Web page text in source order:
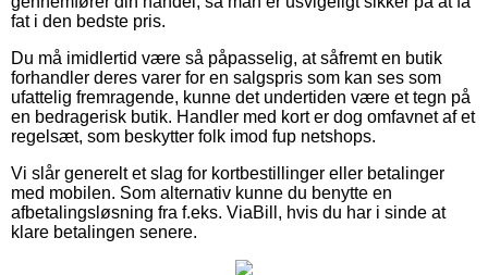
fat i den bedste pris.
Du må imidlertid være så påpasselig, at såfremt en butik
forhandler deres varer for en salgspris som kan ses som
ufattelig fremragende, kunne det undertiden være et tegn på
en bedragerisk butik. Handler med kort er dog omfavnet af et
regelsæt, som beskytter folk imod fup netshops.
Vi slår generelt et slag for kortbestillinger eller betalinger
med mobilen. Som alternativ kunne du benytte en
afbetalingsløsning fra f.eks. ViaBill, hvis du har i sinde at
klare betalingen senere.